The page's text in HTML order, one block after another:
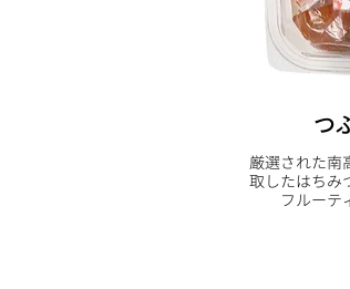
つ
厳選された南
取したはちみ
フルーテ